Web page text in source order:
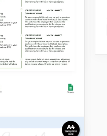
de tous les